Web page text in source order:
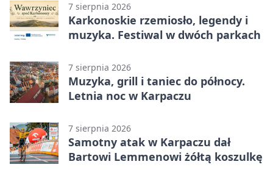
7 sierpnia 2026
Karkonoskie rzemiosło, legendy i
muzyka. Festiwal w dwóch parkach
7 sierpnia 2026
Muzyka, grill i taniec do północy.
Letnia noc w Karpaczu
7 sierpnia 2026
Samotny atak w Karpaczu dał
Bartowi Lemmenowi żółtą koszulkę